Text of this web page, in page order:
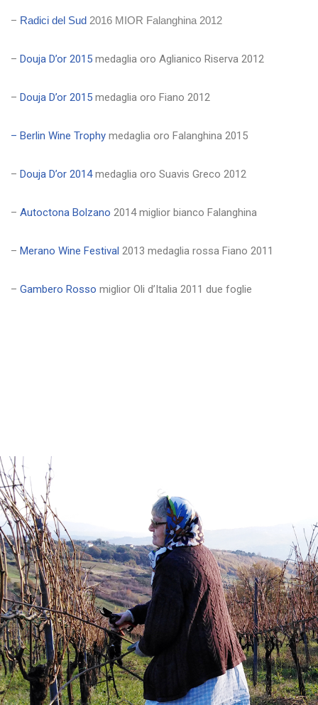
– Radici del Sud 2016 MIOR Falanghina 2012
– Douja D’or 2015 medaglia oro Aglianico Riserva 2012
– Douja D’or 2015 medaglia oro Fiano 2012
– Berlin Wine Trophy medaglia oro Falanghina 2015
– Douja D’or 2014medaglia oro Suavis Greco 2012
– Autoctona Bolzano 2014 miglior bianco Falanghina
– Merano Wine Festival 2013 medaglia rossa Fiano 2011
– Gambero Rosso miglior Oli d’Italia 2011 due foglie